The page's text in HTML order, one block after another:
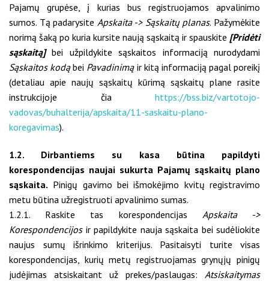
Pajamų grupėse, į kurias bus registruojamos apvalinimo
sumos. Tą padarysite Apskaita -> Sąskaitų planas. Pažymėkite
norimą šaką po kuria kursite naują sąskaitą ir spauskite [Pridėti
sąskaitą] bei užpildykite sąskaitos informaciją nurodydami
Sąskaitos kodąbei Pavadinimąir kitą informaciją pagal poreikį
(detaliau apie naujų sąskaitų kūrimą sąskaitų plane rasite
instrukcijoje čia https://bss.biz/vartotojo-
vadovas/buhalterija/apskaita/11-saskaitu-plano-
koregavimas).
1.2. Dirbantiems su kasa būtina papildyti
korespondencijas naujai sukurta Pajamų sąskaitų plano
sąskaita. Pinigų gavimo bei išmokėjimo kvitų registravimo
metu būtina užregistruoti apvalinimo sumas.
1.2.1. Raskite tas korespondencijas Apskaita ->
Korespondencijosir papildykite nauja sąskaita bei sudėliokite
naujus sumų išrinkimo kriterijus. Pasitaisyti turite visas
korespondencijas, kurių metų registruojamas grynųjų pinigų
judėjimas atsiskaitant už prekes/paslaugas: Atsiskaitymas